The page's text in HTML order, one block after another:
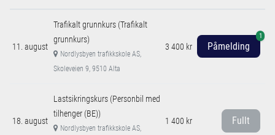
11. august
Trafikalt grunnkurs (Trafikalt
grunnkurs)
Nordlysbyen trafikkskole AS,
Skoleveien 9, 9510 Alta
3 400 kr Påmelding
1
18. august
Lastsikringskurs (Personbil med
tilhenger (BE))
Nordlysbyen trafikkskole AS,
1 400 kr Fullt